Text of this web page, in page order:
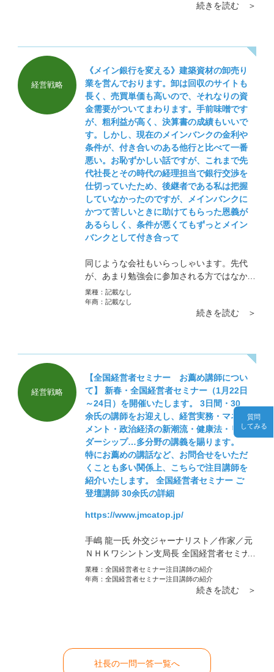
続きを読む ＞
経営戦略
《メイン銀行を変える》建築資材の卸売り
業を営んでおります。卸は回収のサイトも
長く、売買単価も高いので、それなりの資
金需要がついてまわります。手前味噌です
が、粗利益が高く、決算書の成績もいいで
す。しかし、現在のメインバンクの金利や
条件が、付き合いのある他行と比べて一番
悪い。お恥ずかしい話ですが、これまで先
代社長とその時代の経理担当で銀行交渉を
仕切っていたため、後継者である私は把握
していなかったのですが、メインバンクに
かつて苦しいときに助けてもらった恩義が
あるらしく、条件が悪くてもずっとメイン
バンクとして付き合って
同じような会社もいらっしゃいます。先代
が、あまり勉強会に参加される方ではなかっ
たので、他の会社がどのくらいの金利で借り
ているのか知らなかったのが原因でした。
ご子息が無門塾に参加されて個別相談にて金
業種： 記載なし
年商： 記載なし
続きを読む ＞
経営戦略
【全国経営者セミナー お薦め講師につい
て】 新春・全国経営者セミナー（1月22日
～24日）を開催いたします。 3日間・30
余氏の講師をお迎えし、経営実務・マネジ
メント・政治経済の新潮流・健康法・リー
ダーシップ…多分野の講義を賜ります。
特にお薦めの講話など、お問合せをいただ
くことも多い関係上、こちらで注目講師を
紹介いたします。 全国経営者セミナー ご
登壇講師 30余氏の詳細
https://www.jmcatop.jp/
手嶋 龍一氏 外交ジャーナリスト／作家／元
ＮＨＫワシントン支局長 全国経営者セミナ
ー注目講師の紹介
業種： 全国経営者セミナー注目講師の紹介
年商： 全国経営者セミナー注目講師の紹介
続きを読む ＞
社長の一問一答一覧へ
質問
してみる